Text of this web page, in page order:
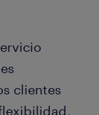
clientes